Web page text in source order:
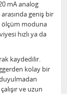
mA analog
geniş bir
ölçüm moduna
hızlı ya da
kaydedilir.
kolay bir
ve uzun